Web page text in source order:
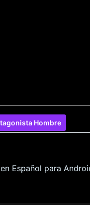
Hombre
Español para